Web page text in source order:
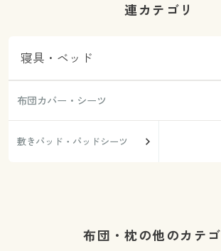
連カテゴリ
寝具・ベッド
布団カバー・シーツ
敷きパッド・パッドシーツ
布団・枕の他のカテゴ